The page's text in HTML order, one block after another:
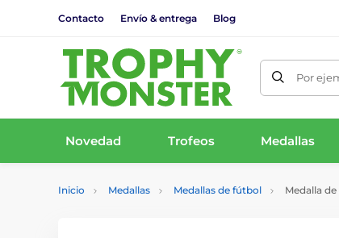
Contacto Envío & entrega Blog
Por
Novedad Trofeos Medallas
Inicio Medallas Medallas de fútbol Medalla